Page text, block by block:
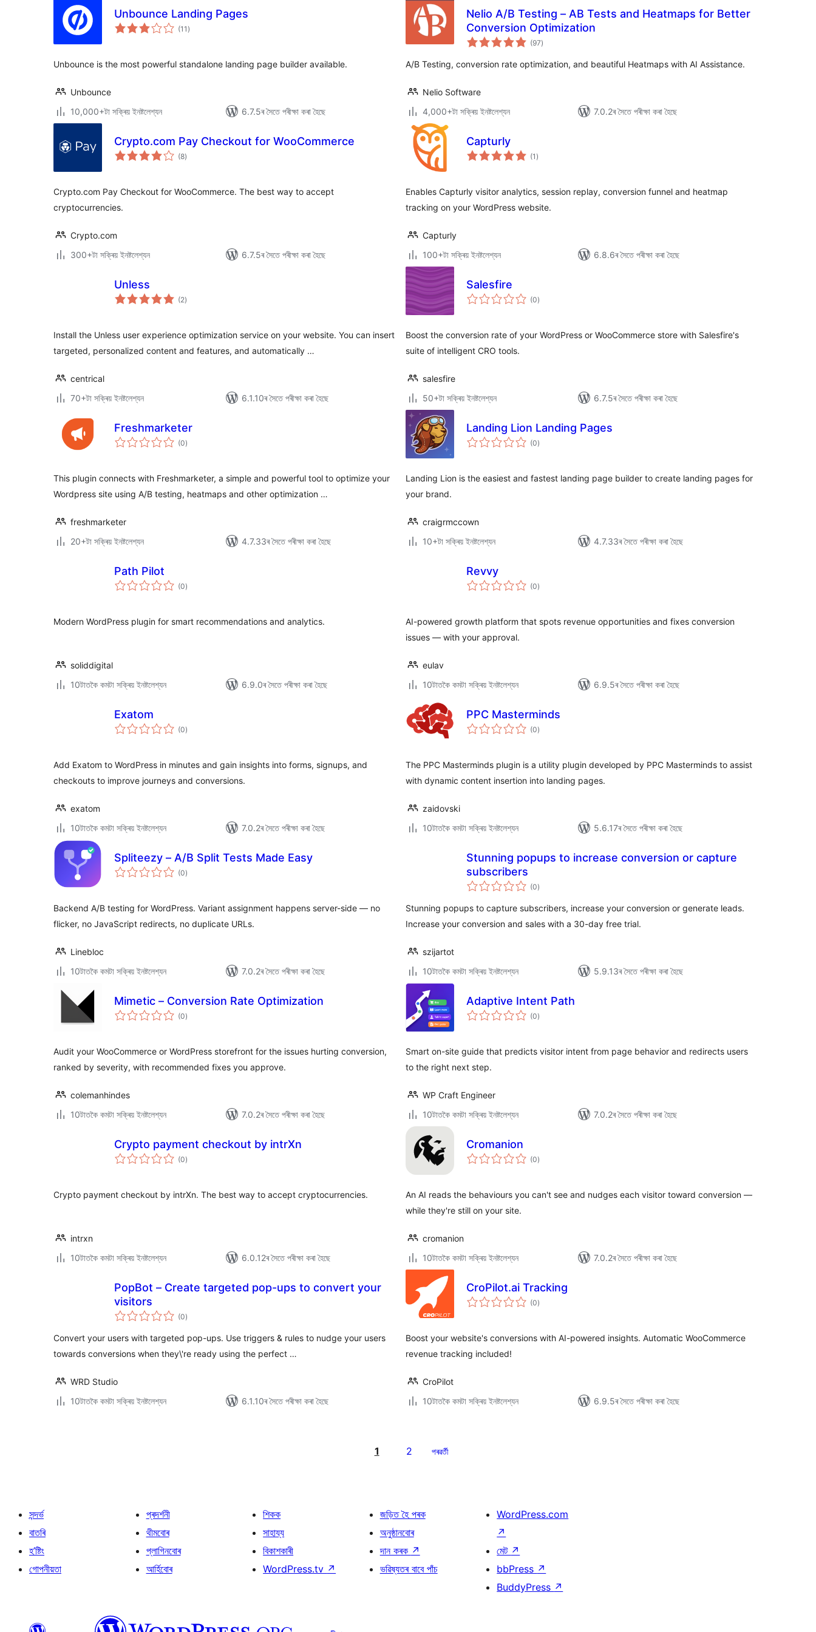
Unbounce Landing Pages
(11 টা
মুঠ)
Unbounce is the most powerful standalone landing page builder available.
Unbounce
10,000+টা সক্ৰিয় ইনষ্টলেশ্যন
6.7.5ৰ সৈতে পৰীক্ষা কৰা হৈছে
Nelio A/B Testing – AB Tests and Heatmaps for Better
Conversion Optimization
(97টা
মুঠ)
A/B Testing, conversion rate optimization, and beautiful Heatmaps with AI Assistance.
Nelio Software
4,000+টা সক্ৰিয় ইনষ্টলেশ্যন
7.0.2ৰ সৈতে পৰীক্ষা কৰা হৈছে
Crypto.com Pay Checkout for WooCommerce
(8টা
মুঠ)
Crypto.com Pay Checkout for WooCommerce. The best way to accept
cryptocurrencies.
Crypto.com
300+টা সক্ৰিয় ইনষ্টলেশ্যন
6.7.5ৰ সৈতে পৰীক্ষা কৰা হৈছে
Capturly
(1 টা
মুঠ)
Enables Capturly visitor analytics, session replay, conversion funnel and heatmap
tracking on your WordPress website.
Capturly
100+টা সক্ৰিয় ইনষ্টলেশ্যন
6.8.6ৰ সৈতে পৰীক্ষা কৰা হৈছে
Unless
(2টা
মুঠ)
Install the Unless user experience optimization service on your website. You can insert
targeted, personalized content and features, and automatically …
centrical
70+টা সক্ৰিয় ইনষ্টলেশ্যন
6.1.10ৰ সৈতে পৰীক্ষা কৰা হৈছে
Salesfire
(0টা
মুঠ)
Boost the conversion rate of your WordPress or WooCommerce store with Salesfire's
suite of intelligent CRO tools.
salesfire
50+টা সক্ৰিয় ইনষ্টলেশ্যন
6.7.5ৰ সৈতে পৰীক্ষা কৰা হৈছে
Freshmarketer
(0টা
মুঠ)
This plugin connects with Freshmarketer, a simple and powerful tool to optimize your
Wordpress site using A/B testing, heatmaps and other optimization …
freshmarketer
20+টা সক্ৰিয় ইনষ্টলেশ্যন
4.7.33ৰ সৈতে পৰীক্ষা কৰা হৈছে
Landing Lion Landing Pages
(0টা
মুঠ)
Landing Lion is the easiest and fastest landing page builder to create landing pages for
your brand.
craigrmccown
10+টা সক্ৰিয় ইনষ্টলেশ্যন
4.7.33ৰ সৈতে পৰীক্ষা কৰা হৈছে
Path Pilot
(0টা
মুঠ)
Modern WordPress plugin for smart recommendations and analytics.
soliddigital
10টাতকৈ কমটা সক্ৰিয় ইনষ্টলেশ্যন
6.9.0ৰ সৈতে পৰীক্ষা কৰা হৈছে
Revvy
(0টা
মুঠ)
AI-powered growth platform that spots revenue opportunities and fixes conversion
issues — with your approval.
eulav
10টাতকৈ কমটা সক্ৰিয় ইনষ্টলেশ্যন
6.9.5ৰ সৈতে পৰীক্ষা কৰা হৈছে
Exatom
(0টা
মুঠ)
Add Exatom to WordPress in minutes and gain insights into forms, signups, and
checkouts to improve journeys and conversions.
exatom
10টাতকৈ কমটা সক্ৰিয় ইনষ্টলেশ্যন
7.0.2ৰ সৈতে পৰীক্ষা কৰা হৈছে
PPC Masterminds
(0টা
মুঠ)
The PPC Masterminds plugin is a utility plugin developed by PPC Masterminds to assist
with dynamic content insertion into landing pages.
zaidovski
10টাতকৈ কমটা সক্ৰিয় ইনষ্টলেশ্যন
5.6.17ৰ সৈতে পৰীক্ষা কৰা হৈছে
Spliteezy – A/B Split Tests Made Easy
(0টা
মুঠ)
Backend A/B testing for WordPress. Variant assignment happens server-side — no
flicker, no JavaScript redirects, no duplicate URLs.
Linebloc
10টাতকৈ কমটা সক্ৰিয় ইনষ্টলেশ্যন
7.0.2ৰ সৈতে পৰীক্ষা কৰা হৈছে
Stunning popups to increase conversion or capture
subscribers
(0টা
মুঠ)
Stunning popups to capture subscribers, increase your conversion or generate leads.
Increase your conversion and sales with a 30-day free trial.
szijartot
10টাতকৈ কমটা সক্ৰিয় ইনষ্টলেশ্যন
5.9.13ৰ সৈতে পৰীক্ষা কৰা হৈছে
Mimetic – Conversion Rate Optimization
(0টা
মুঠ)
Audit your WooCommerce or WordPress storefront for the issues hurting conversion,
ranked by severity, with recommended fixes you approve.
colemanhindes
10টাতকৈ কমটা সক্ৰিয় ইনষ্টলেশ্যন
7.0.2ৰ সৈতে পৰীক্ষা কৰা হৈছে
Adaptive Intent Path
(0টা
মুঠ)
Smart on-site guide that predicts visitor intent from page behavior and redirects users
to the right next step.
WP Craft Engineer
10টাতকৈ কমটা সক্ৰিয় ইনষ্টলেশ্যন
7.0.2ৰ সৈতে পৰীক্ষা কৰা হৈছে
Crypto payment checkout by intrXn
(0টা
মুঠ)
Crypto payment checkout by intrXn. The best way to accept cryptocurrencies.
intrxn
10টাতকৈ কমটা সক্ৰিয় ইনষ্টলেশ্যন
6.0.12ৰ সৈতে পৰীক্ষা কৰা হৈছে
Cromanion
(0টা
মুঠ)
An AI reads the behaviours you can't see and nudges each visitor toward conversion —
while they're still on your site.
cromanion
10টাতকৈ কমটা সক্ৰিয় ইনষ্টলেশ্যন
7.0.2ৰ সৈতে পৰীক্ষা কৰা হৈছে
PopBot – Create targeted pop-ups to convert your
visitors
(0টা
মুঠ)
Convert your users with targeted pop-ups. Use triggers & rules to nudge your users
towards conversions when they\'re ready using the perfect …
WRD Studio
10টাতকৈ কমটা সক্ৰিয় ইনষ্টলেশ্যন
6.1.10ৰ সৈতে পৰীক্ষা কৰা হৈছে
CroPilot.ai Tracking
(0টা
মুঠ)
Boost your website's conversions with AI-powered insights. Automatic WooCommerce
revenue tracking included!
CroPilot
10টাতকৈ কমটা সক্ৰিয় ইনষ্টলেশ্যন
6.9.5ৰ সৈতে পৰীক্ষা কৰা হৈছে
1 2 পৰৱৰ্তী
সন্দৰ্ভ
বাতৰি
হ’ষ্টিং
গোপনীয়তা
প্ৰদৰ্শনী
থীমবোৰ
প্লাগিনবোৰ
আৰ্হিবোৰ
শিকক
সাহায্য
বিকাশকাৰী
WordPress.tv ↗
জড়িত হৈ পৰক
অনুষ্ঠানবোৰ
দান কৰক ↗
ভৱিষ্যতৰ বাবে পাঁচ
WordPress.com
↗
মেট ↗
bbPress ↗
BuddyPress ↗